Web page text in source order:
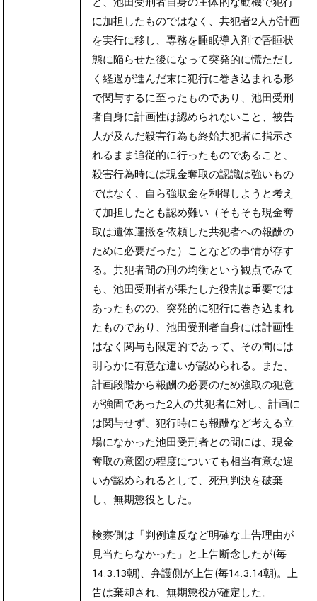
に加担したものではなく、共犯者2人が計画
を実行に移し、専務を睡眠導入剤で昏睡状
態に陥らせた後になって突発的に慌ただし
く経過が進んだ末に犯行に巻き込まれる形
で関与するに至ったものであり、池田受刑
者自身に計画性は認められないこと、被告
人が及んだ殺害行為も終始共犯者に指示さ
れるまま追従的に行ったものであること、
殺害行為時には現金奪取の認識は強いもの
ではなく、自ら強取金を利得しようと考え
て加担したとも認め難い（そもそも現金奪
取は遺体運搬を依頼した共犯者への報酬の
ために必要だった）ことなどの事情が存す
る。共犯者間の刑の均衡という観点でみて
も、池田受刑者が果たした役割は重要では
あったものの、突発的に犯行に巻き込まれ
たものであり、池田受刑者自身には計画性
はなく関与も限定的であって、その間には
明らかに有意な違いが認められる。また、
計画段階から報酬の必要のため強取の犯意
が強固であった2人の共犯者に対し、計画に
は関与せず、犯行時にも報酬など考える立
場になかった池田受刑者との間には、現金
奪取の意図の程度についても相当有意な違
いが認められるとして、死刑判決を破棄
し、無期懲役とした。
検察側は「判例違反など明確な上告理由が
見当たらなかった」と上告断念したが(毎
14.3.13朝)、弁護側が上告(毎14.3.14朝)。上
告は棄却され、無期懲役が確定した。